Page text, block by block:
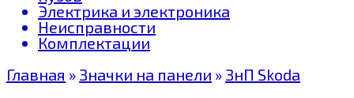
Электрика и электроника
Неисправности
Комплектации
Главная » Значки на панели » ЗнП Skoda